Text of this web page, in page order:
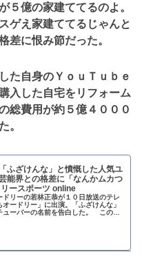
５億の家建ててるのよ。
ゲえ家建ててるじゃんと
差に恨み節だった。
た自身のＹｏｕＴｕｂｅ
入した自宅をリフォーム
総費用が約５億４０００
。
ふざけんな」と憤慨した人気ユ
能界との格差に「なんかムカつ
ースポーツ online
ドリーの若林正恭が１０日放送のテレ
オードリー」に出演。「ふざけんな」
ューバーの名前を告白した。 この日